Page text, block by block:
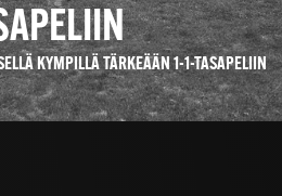
KYMPILLÄ TÄRKEÄÄN 1-1-TASAPELIIN